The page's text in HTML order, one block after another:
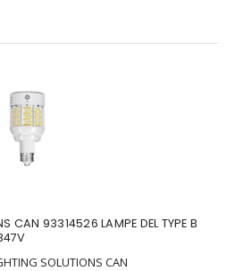
CAN 93314526 LAMPE DEL TYPE B
SOLUTIONS CAN